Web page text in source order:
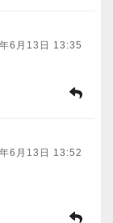
6月13日 13:35
6月13日 13:52